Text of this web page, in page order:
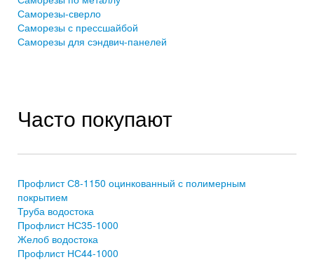
Саморезы-сверло
Саморезы с прессшайбой
Саморезы для сэндвич-панелей
Часто покупают
Профлист С8-1150 оцинкованный с полимерным
покрытием
Труба водостока
Профлист НС35-1000
Желоб водостока
Профлист НС44-1000